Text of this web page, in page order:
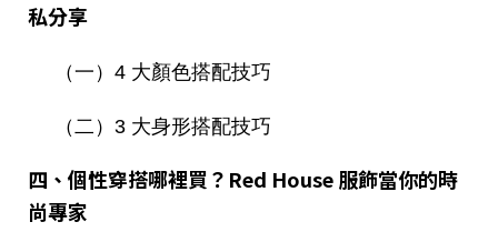
私分享
（一）4 大顏色搭配技巧
（二）3 大身形搭配技巧
四、個性穿搭哪裡買？Red House 服飾當你的時
尚專家